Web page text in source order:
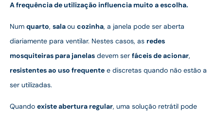
A frequência de utilização influencia muito a escolha.
Num quarto, salaou cozinha, a janela pode ser aberta
diariamente para ventilar. Nestes casos, as redes
mosquiteiras para janelas devem ser fáceis de acionar,
resistentes ao uso frequente e discretas quando não estão a
ser utilizadas.
Quando existe abertura regular, uma solução retrátil pode